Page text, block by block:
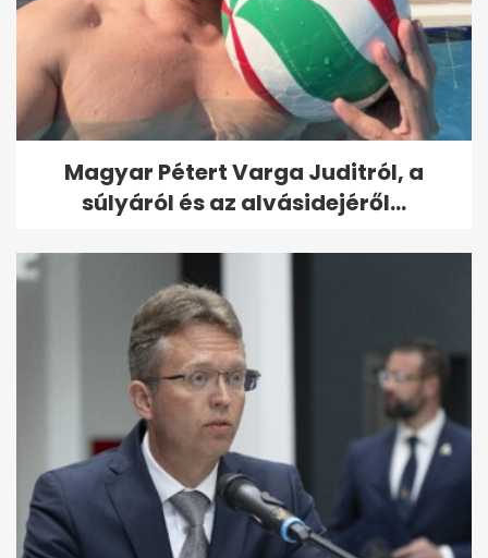
Magyar Pétert Varga Juditról, a
súlyáról és az alvásidejéről...